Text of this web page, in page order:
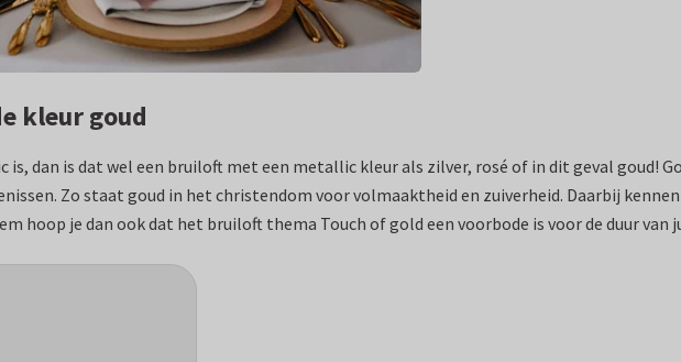
kleur goud
is, dan is dat wel een bruiloft met een metallic kleur als zilver, rosé of in dit geval goud!
Zo staat goud in het christendom voor volmaaktheid en zuiverheid. Daarbij
hoop je dan ook dat het bruiloft thema Touch of gold een voorbode is voor de duur van